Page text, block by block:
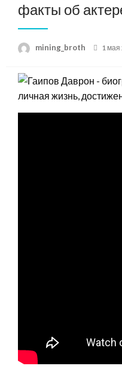
факты об
mining_broth 1 мая